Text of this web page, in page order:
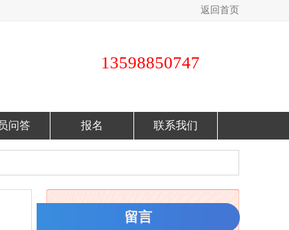
返回首页
13598850747
问答 报名 联系我们
留言